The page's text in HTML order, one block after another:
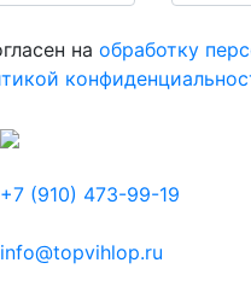
на обработку
+7 (910) 473-99-19
info@topvihlop.ru